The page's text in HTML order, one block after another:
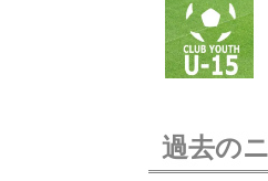
過去の